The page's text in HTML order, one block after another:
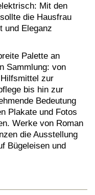
Mit den
die Hausfrau
und Eleganz
Palette an
Sammlung: von
zur
bis hin zur
Bedeutung
Plakate und Fotos
Werke von Roman
die Ausstellung
Bügeleisen und